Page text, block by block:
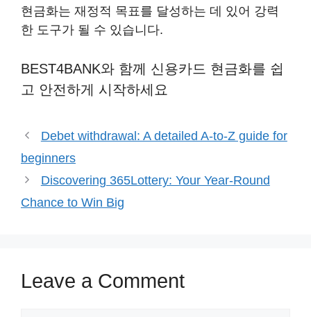
현금화는 재정적 목표를 달성하는 데 있어 강력
한 도구가 될 수 있습니다.
BEST4BANK와 함께 신용카드 현금화를 쉽
고 안전하게 시작하세요
Debet withdrawal: A detailed A-to-Z guide for
beginners
Discovering 365Lottery: Your Year-Round
Chance to Win Big
Leave a Comment